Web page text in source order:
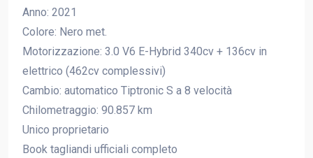
Anno: 2021
Colore: Nero met.
Motorizzazione: 3.0 V6 E-Hybrid 340cv + 136cv in
elettrico (462cv complessivi)
Cambio: automatico Tiptronic S a 8 velocità
Chilometraggio: 90.857 km
Unico proprietario
Book tagliandi ufficiali completo